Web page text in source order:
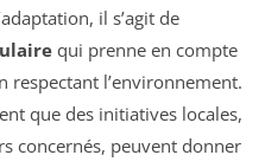
il s’agit de
qui prenne en compte
respectant l’environnement.
que des initiatives locales,
concernés, peuvent donner